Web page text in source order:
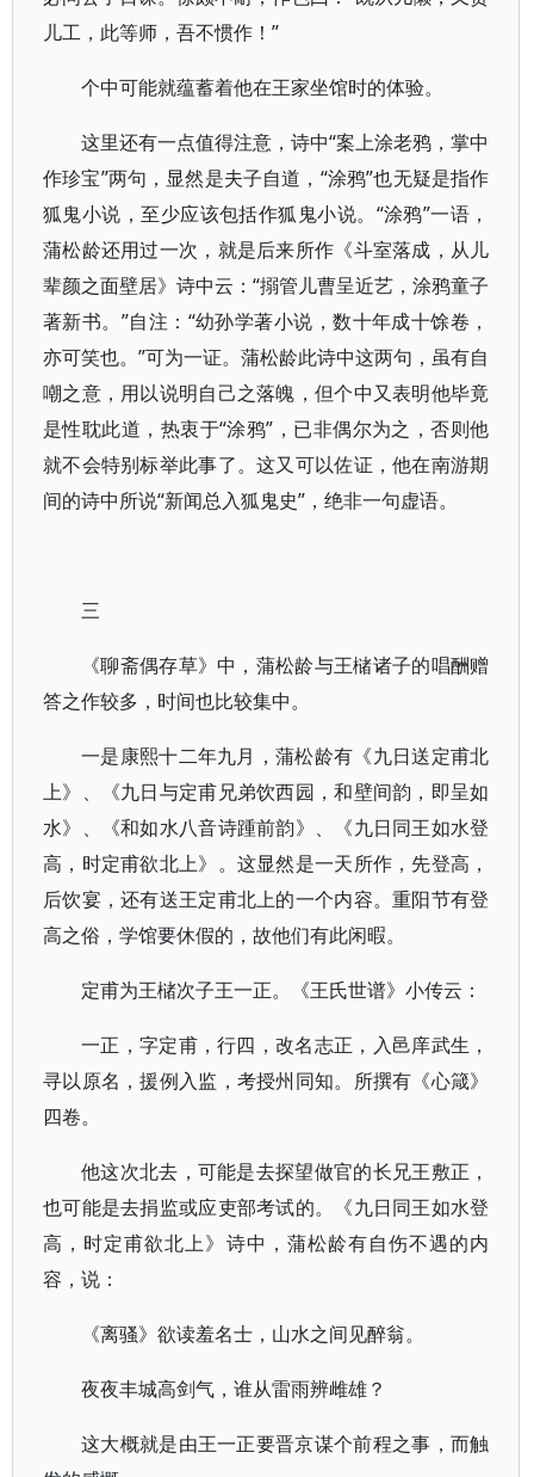
儿工，此等师，吾不惯作！”
个中可能就蕴蓄着他在王家坐馆时的体验。
这里还有一点值得注意，诗中“案上涂老鸦，掌中
作珍宝”两句，显然是夫子自道，“涂鸦”也无疑是指作
狐鬼小说，至少应该包括作狐鬼小说。“涂鸦”一语，
蒲松龄还用过一次，就是后来所作《斗室落成，从儿
辈颜之面壁居》诗中云：“搦管儿曹呈近艺，涂鸦童子
著新书。”自注：“幼孙学著小说，数十年成十馀卷，
亦可笑也。”可为一证。蒲松龄此诗中这两句，虽有自
嘲之意，用以说明自己之落魄，但个中又表明他毕竟
是性耽此道，热衷于“涂鸦”，已非偶尔为之，否则他
就不会特别标举此事了。这又可以佐证，他在南游期
间的诗中所说“新闻总入狐鬼史”，绝非一句虚语。
三
《聊斋偶存草》中，蒲松龄与王槠诸子的唱酬赠
答之作较多，时间也比较集中。
一是康熙十二年九月，蒲松龄有《九日送定甫北
上》、《九日与定甫兄弟饮西园，和壁间韵，即呈如
水》、《和如水八音诗踵前韵》、《九日同王如水登
高，时定甫欲北上》。这显然是一天所作，先登高，
后饮宴，还有送王定甫北上的一个内容。重阳节有登
高之俗，学馆要休假的，故他们有此闲暇。
定甫为王槠次子王一正。《王氏世谱》小传云：
一正，字定甫，行四，改名志正，入邑庠武生，
寻以原名，援例入监，考授州同知。所撰有《心箴》
四卷。
他这次北去，可能是去探望做官的长兄王敷正，
也可能是去捐监或应吏部考试的。《九日同王如水登
高，时定甫欲北上》诗中，蒲松龄有自伤不遇的内
容，说：
《离骚》欲读羞名士，山水之间见醉翁。
夜夜丰城高剑气，谁从雷雨辨雌雄？
这大概就是由王一正要晋京谋个前程之事，而触